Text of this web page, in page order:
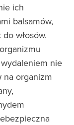
ich
balsamów,
włosów.
nie
na organizm